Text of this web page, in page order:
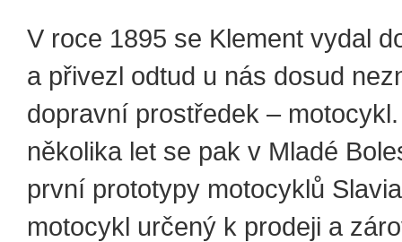
V roce 1895 se Klement vydal
a přivezl odtud u nás dosud
dopravní prostředek –
několika let se pak v Mladé
první prototypy motocyklů
motocykl určený k prodeji a